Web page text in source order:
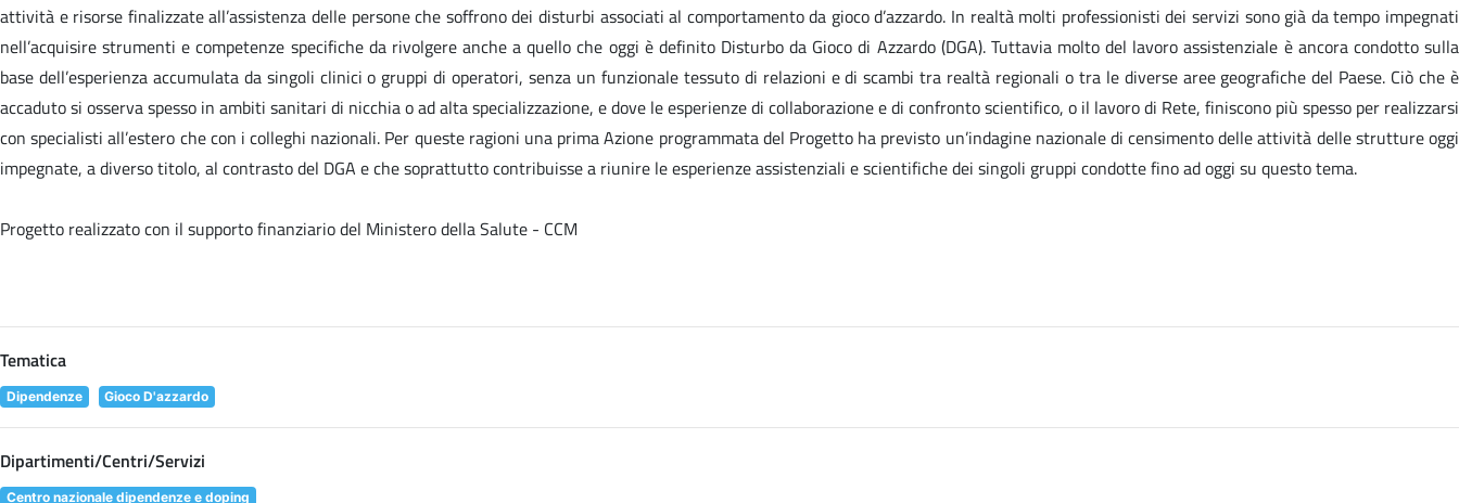
attività e risorse finalizzate all’assistenza delle persone che soffrono dei disturbi associati al comportamento da gioco d’azzardo. In realtà molti professionisti dei servizi sono già da tempo impegnati
nell’acquisire strumenti e competenze specifiche da rivolgere anche a quello che oggi è definito Disturbo da Gioco di Azzardo (DGA). Tuttavia molto del lavoro assistenziale è ancora condotto sulla
base dell’esperienza accumulata da singoli clinici o gruppi di operatori, senza un funzionale tessuto di relazioni e di scambi tra realtà regionali o tra le diverse aree geografiche del Paese. Ciò che è
accaduto si osserva spesso in ambiti sanitari di nicchia o ad alta specializzazione, e dove le esperienze di collaborazione e di confronto scientifico, o il lavoro di Rete, finiscono più spesso per realizzarsi
con specialisti all’estero che con i colleghi nazionali. Per queste ragioni una prima Azione programmata del Progetto ha previsto un’indagine nazionale di censimento delle attività delle strutture oggi
impegnate, a diverso titolo, al contrasto del DGA e che soprattutto contribuisse a riunire le esperienze assistenziali e scientifiche dei singoli gruppi condotte fino ad oggi su questo tema.
Progetto realizzato con il supporto finanziario del Ministero della Salute - CCM
Tematica
Dipendenze Gioco D'azzardo
Dipartimenti/Centri/Servizi
Centro nazionale dipendenze e doping